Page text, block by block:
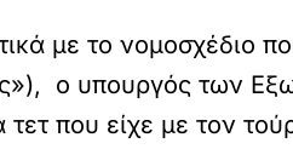
με το νομοσχέδιο
ο υπουργός των
που είχε με τον